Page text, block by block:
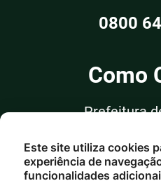
0800
Como
Prefeitura
Rua Alceu
Centro -
Este site utiliza cookies
experiência de
funcionalidades